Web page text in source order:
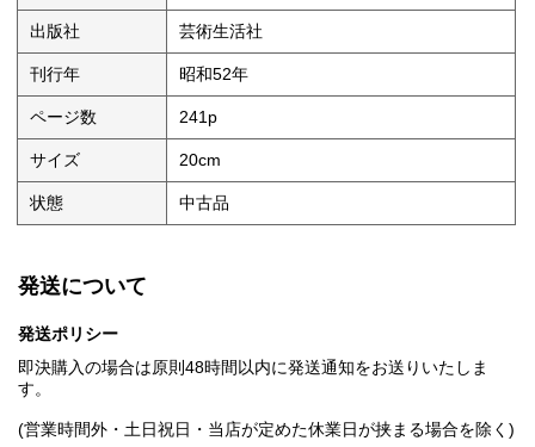
出版社 芸術生活社
刊行年 昭和52年
ページ数 241p
サイズ 20cm
状態 中古品
発送について
発送ポリシー
即決購入の場合は原則48時間以内に発送通知をお送りいたしま
す。
(営業時間外・土日祝日・当店が定めた休業日が挟まる場合を除く)